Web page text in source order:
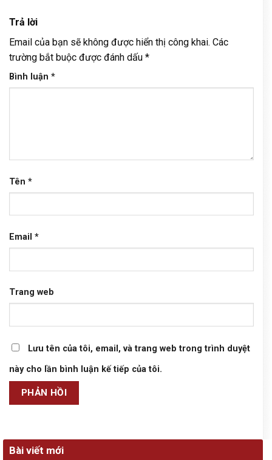
Trả lời
Email của bạn sẽ không được hiển thị công khai. Các
trường bắt buộc được đánh dấu *
Bình luận *
Tên *
Email *
Trang web
Lưu tên của tôi, email, và trang web trong trình duyệt
này cho lần bình luận kế tiếp của tôi.
Bài viết mới